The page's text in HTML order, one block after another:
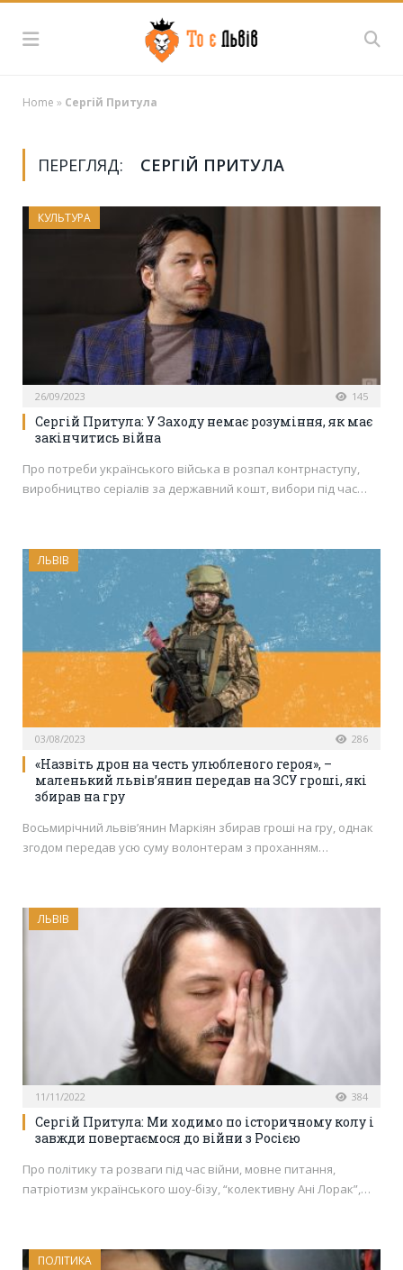
Home » Сергій Притула
ПЕРЕГЛЯД: СЕРГІЙ ПРИТУЛА
КУЛЬТУРА
26/09/2023 145
Сергій Притула: У Заходу немає розуміння, як має
закінчитись війна
Про потреби українського війська в розпал контрнаступу,
виробництво серіалів за державний кошт, вибори під час…
ЛЬВІВ
03/08/2023 286
«Назвіть дрон на честь улюбленого героя», –
маленький львів’янин передав на ЗСУ гроші, які
збирав на гру
Восьмирічний львів’янин Маркіян збирав гроші на гру, однак
згодом передав усю суму волонтерам з проханням…
ЛЬВІВ
11/11/2022 384
Сергій Притула: Ми ходимо по історичному колу і
завжди повертаємося до війни з Росією
Про політику та розваги під час війни, мовне питання,
патріотизм українського шоу-бізу, “колективну Ані Лорак”,…
ПОЛІТИКА